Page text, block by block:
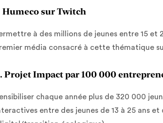
Humeco sur Twitch
à des millions de jeunes entre 15 et
média consacré à cette thématique
Projet Impact par 100 000
chaque année plus de 320 000
entre des jeunes de 13 à 25 ans